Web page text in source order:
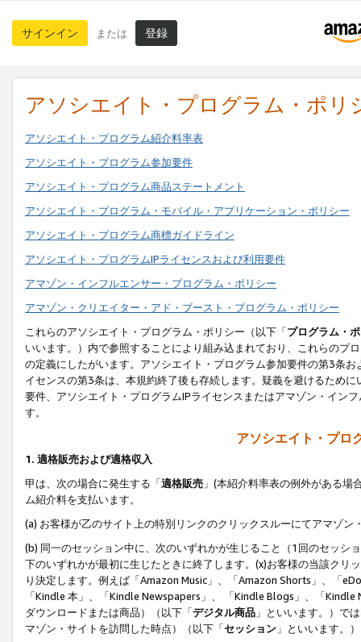
サインイン または 登録
アソシエイト・プログラム・ポリ
アソシエイト・プログラム紹介料率表
アソシエイト・プログラム参加要件
アソシエイト・プログラム商品ステートメント
アソシエイト・プログラム・モバイル・アプリケーション・ポリシー
アソシエイト・プログラム商標ガイドライン
アソシエイト・プログラムIPライセンスおよび利用要件
アマゾン・インフルエンサー・プログラム・ポリシー
アマゾン・クリエイター・アド・ブースト・プログラム・ポリシー
これらのアソシエイト・プログラム・ポリシー（以下「プログラム・
いいます。）内で参照することにより組み込まれており、これらのプ
の定義にしたがいます。アソシエイト・プログラム参加要件の第3条
イセンスの第3条は、本規約終了後も存続します。疑義を避けるため
要件、アソシエイト・プログラムIPライセンスまたはアマゾン・イン
す。
アソシエイト・プロ
1. 適格販売および適格収入
甲は、次の場合に発生する「適格販売 」(本紹介料率表の例外がある
ム紹介料を支払います。
(a) お客様が乙のサイト上の特別リンクのクリックスルーにてアマゾン
(b) 同一のセッション中に、次のいずれかが生じること（1回のセッシ
下のいずれかが最初に生じたときに終了します。(x)お客様の当該ク
り決定します。例えば「Amazon Music」、「Amazon Shorts」、「
「Kindle 本」、「Kindle Newspapers」、 「Kindle Blogs」、「
ダウンロードまたは商品）（以下「デジタル商品 」といいます。）で
マゾン・サイトを訪問した時点）（以下「セッション 」といいます。